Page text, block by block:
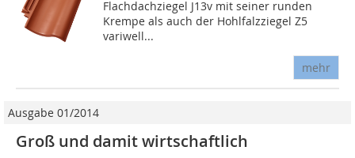
Flachdachziegel J13v mit seiner runden
Krempe als auch der Hohlfalzziegel Z5
variwell...
mehr
Ausgabe 01/2014
Groß und damit wirtschaftlich